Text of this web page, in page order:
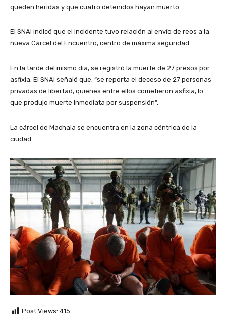
queden heridas y que cuatro detenidos hayan muerto.
El SNAI indicó que el incidente tuvo relación al envío de reos a la
nueva Cárcel del Encuentro, centro de máxima seguridad.
En la tarde del mismo día, se registró la muerte de 27 presos por
asfixia. El SNAI señaló que, “se reporta el deceso de 27 personas
privadas de libertad, quienes entre ellos cometieron asfixia, lo
que produjo muerte inmediata por suspensión”.
La cárcel de Machala se encuentra en la zona céntrica de la
ciudad.
Post Views: 415